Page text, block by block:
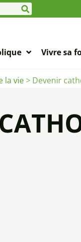
Vivre sa
la vie> Devenir